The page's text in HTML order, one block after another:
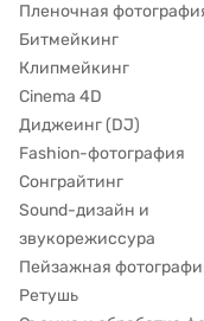
Пленочная
Битмейкинг
Клипмейкинг
Cinema 4D
Диджеинг (DJ)
Fashion-фотография
Сонграйтинг
Sound-дизайн и
звукорежиссура
Пейзажная
Ретушь